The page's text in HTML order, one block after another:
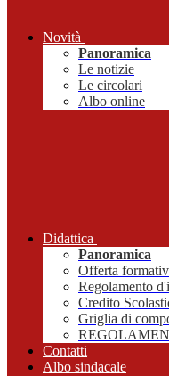
Novità
Panoramica
Le notizie
Le circolari
Albo online
Didattica
Panoramica
Offerta
Regolamento
Credito
Griglia di
Contatti
Albo sindacale